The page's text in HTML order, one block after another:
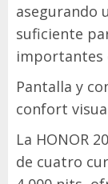
asegurando
suficiente
importantes
Pantalla y
confort
La HONOR
de cuatro